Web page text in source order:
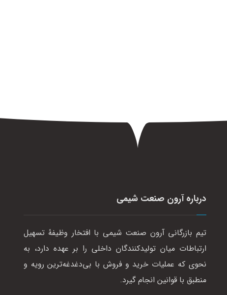
درباره آرون صنعت شیمی
تیم بازرگانی آرون صنعت شیمی با افتخار وظیفهٔ تسهیل
ارتباطات میان تولیدکنندگان داخلی را بر عهده دارد، به
نحوی که عملیات خرید و فروش با بی‌دغدغه‌ترین رویه و
منطبق با قوانین انجام گیرد.